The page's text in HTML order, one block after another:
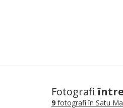
Fotografiîntre
9 fotografi în Satu